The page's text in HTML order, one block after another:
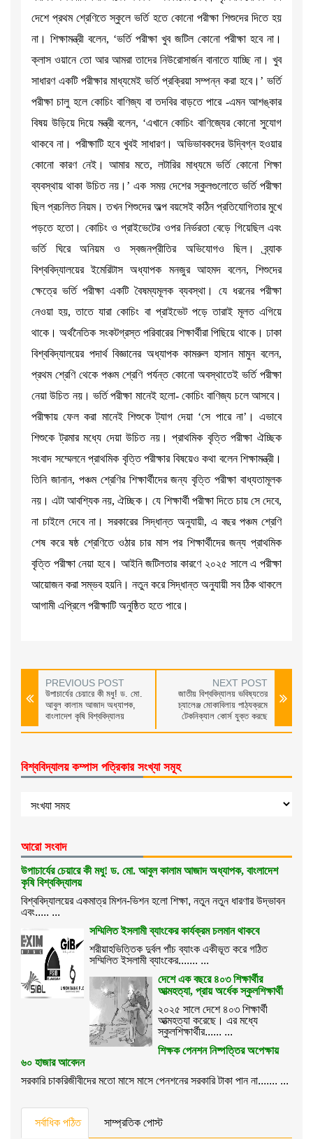
দেশে প্রথম শ্রেণিতে স্কুলে ভর্তি হতে কোনো পরীক্ষা শিশুদের দিতে হয়
না। শিক্ষামন্ত্রী বলেন, ‘ভর্তি পরীক্ষা খুব জটিল কোনো পরীক্ষা হবে না।
ক্লাস ওয়ানে তো আর আমরা তাদের নিউরোসার্জন বানাতে যাচ্ছি না। খুব
সাধারণ একটি পরীক্ষার মাধ্যমেই ভর্তি প্রক্রিয়া সম্পন্ন করা হবে।’ ভর্তি
পরীক্ষা চালু হলে কোচিং বাণিজ্য বা তদবির বাড়তে পারে -এমন আশঙ্কার
বিষয় উড়িয়ে দিয়ে মন্ত্রী বলেন, ‘এখানে কোচিং বাণিজ্যের কোনো সুযোগ
থাকবে না। পরীক্ষাটি হবে খুবই সাধারণ। অভিভাবকদের উদ্বিগ্ন হওয়ার
কোনো কারণ নেই। আমার মতে, লটারির মাধ্যমে ভর্তি কোনো শিক্ষা
ব্যবস্থায় থাকা উচিত নয়।’ এক সময় দেশের স্কুলগুলোতে ভর্তি পরীক্ষা
ছিল প্রচলিত নিয়ম। তখন শিশুদের অল্প বয়সেই কঠিন প্রতিযোগিতার মুখে
পড়তে হতো। কোচিং ও প্রাইভেটের ওপর নির্ভরতা বেড়ে গিয়েছিল এবং
ভর্তি ঘিরে অনিয়ম ও স্বজনপ্রীতির অভিযোগও ছিল। ব্র্যাক
বিশ্ববিদ্যালয়ের ইমেরিটাস অধ্যাপক মনজুর আহমদ বলেন, শিশুদের
ক্ষেত্রে ভর্তি পরীক্ষা একটি বৈষম্যমূলক ব্যবস্থা। যে ধরনের পরীক্ষা
নেওয়া হয়, তাতে যারা কোচিং বা প্রাইভেট পড়ে তারাই মূলত এগিয়ে
থাকে। অর্থনৈতিক সংকটগ্রস্ত পরিবারের শিক্ষার্থীরা পিছিয়ে থাকে। ঢাকা
বিশ্ববিদ্যালয়ের পদার্থ বিজ্ঞানের অধ্যাপক কামরুল হাসান মামুন বলেন,
প্রথম শ্রেণি থেকে পঞ্চম শ্রেণি পর্যন্ত কোনো অবস্থাতেই ভর্তি পরীক্ষা
নেয়া উচিত নয়। ভর্তি পরীক্ষা মানেই হলো- কোচিং বাণিজ্য চলে আসবে।
পরীক্ষায় ফেল করা মানেই শিশুকে ট্যাগ দেয়া ‘সে পারে না’। এভাবে
শিশুকে ট্রমার মধ্যে দেয়া উচিত নয়। প্রাথমিক বৃত্তি পরীক্ষা ঐচ্ছিক
সংবাদ সম্মেলনে প্রাথমিক বৃত্তি পরীক্ষার বিষয়েও কথা বলেন শিক্ষামন্ত্রী।
তিনি জানান, পঞ্চম শ্রেণির শিক্ষার্থীদের জন্য বৃত্তি পরীক্ষা বাধ্যতামূলক
নয়। এটা আবশ্যিক নয়, ঐচ্ছিক। যে শিক্ষার্থী পরীক্ষা দিতে চায় সে দেবে,
না চাইলে দেবে না। সরকারের সিদ্ধান্ত অনুযায়ী, এ বছর পঞ্চম শ্রেণি
শেষ করে ষষ্ঠ শ্রেণিতে ওঠার চার মাস পর শিক্ষার্থীদের জন্য প্রাথমিক
বৃত্তি পরীক্ষা নেয়া হবে। আইনি জটিলতার কারণে ২০২৫ সালে এ পরীক্ষা
আয়োজন করা সম্ভব হয়নি। নতুন করে সিদ্ধান্ত অনুযায়ী সব ঠিক থাকলে
আগামী এপ্রিলে পরীক্ষাটি অনুষ্ঠিত হতে পারে।
PREVIOUS POST
উপাচার্যের চেয়ারে কী মধু! ড. মো.
আবুল কালাম আজাদ অধ্যাপক,
বাংলাদেশ কৃষি বিশ্ববিদ্যালয়
NEXT POST
জাতীয় বিশ্ববিদ্যালয় ভবিষ্যতের
চ্যালেঞ্জ মোকাবিলায় পাঠ্যক্রমে
টেকনিক্যাল কোর্স যুক্ত করছে
বিশ্ববিদ্যালয় কম্পাস পত্রিকার সংখ্যা সমূহ
আরো সংবাদ
উপাচার্যের চেয়ারে কী মধু! ড. মো. আবুল কালাম আজাদ অধ্যাপক, বাংলাদেশ
কৃষি বিশ্ববিদ্যালয়
বিশ্ববিদ্যালয়ের একমাত্র মিশন-ভিশন হলো শিক্ষা, নতুন নতুন ধারণার উদ্ভাবন
এবং..... ...
সম্মিলিত ইসলামী ব্যাংকের কার্যক্রম চলমান থাকবে
শরীয়াহভিত্তিক দুর্বল পাঁচ ব্যাংক একীভূত করে গঠিত
সম্মিলিত ইসলামী ব্যাংকের....... ...
দেশে এক বছরে ৪০৩ শিক্ষার্থীর
আত্মহত্যা, প্রায় অর্ধেক স্কুলশিক্ষার্থী
২০২৫ সালে দেশে ৪০৩ শিক্ষার্থী
আত্মহত্যা করেছে। এর মধ্যে
স্কুলশিক্ষার্থীর...... ...
শিক্ষক পেনশন নিষ্পত্তির অপেক্ষায়
৬০ হাজার আবেদন
সরকারি চাকরিজীবীদের মতো মাসে মাসে পেনশনের সরকারি টাকা পান না....... ...
সর্বাধিক পঠিত সাম্প্রতিক পোস্ট